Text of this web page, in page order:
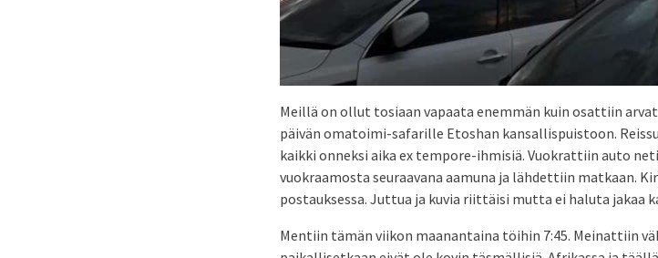
Meillä on ollut tosiaan vapaata enemmän kuin osattiin
päivän omatoimi-safarille Etoshan kansallispuistoon.
kaikki onneksi aika ex tempore-ihmisiä. Vuokrattiin auto
vuokraamosta seuraavana aamuna ja lähdettiin matkaan.
postauksessa. Juttua ja kuvia riittäisi mutta ei haluta jakaa
Mentiin tämän viikon maanantaina töihin 7:45. Meinattiin